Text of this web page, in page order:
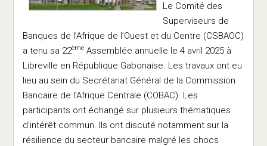
Le Comité des
Superviseurs de
Banques de l’Afrique de l’Ouest et du Centre (CSBAOC)
a tenu sa 22ème Assemblée annuelle le 4 avril 2025 à
Libreville en République Gabonaise. Les travaux ont eu
lieu au sein du Secrétariat Général de la Commission
Bancaire de l’Afrique Centrale (COBAC). Les
participants ont échangé sur plusieurs thématiques
d’intérêt commun. Ils ont discuté notamment sur la
résilience du secteur bancaire malgré les chocs